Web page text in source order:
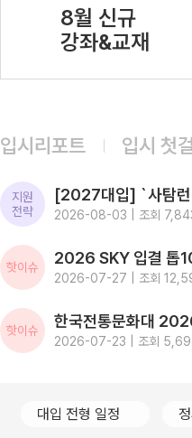
8월 신규
강좌&교재
입시리포트 입시 첫
지원
전략
2026-08-03 | 조회
핫이슈
2026-07-27 | 조회
핫이슈
2026-07-23 | 조회
대입 전형 일정